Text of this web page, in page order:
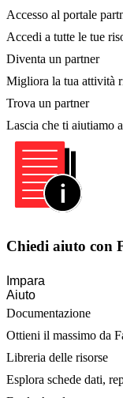
Accesso al portale
Accedi a tutte le tue
Diventa un partner
Migliora la tua attività
Trova un partner
Lascia che ti aiutiamo
Chiedi aiuto con
Impara
Aiuto
Documentazione
Ottieni il massimo da
Libreria delle risorse
Esplora schede dati,